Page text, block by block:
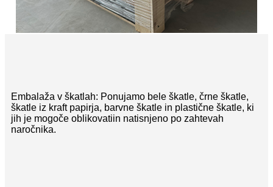
Embalaža v škatlah: Ponujamo bele škatle, črne škatle,
škatle iz kraft papirja, barvne škatle in plastične škatle, ki
jih je mogoče oblikovatiin natisnjeno po zahtevah
naročnika.